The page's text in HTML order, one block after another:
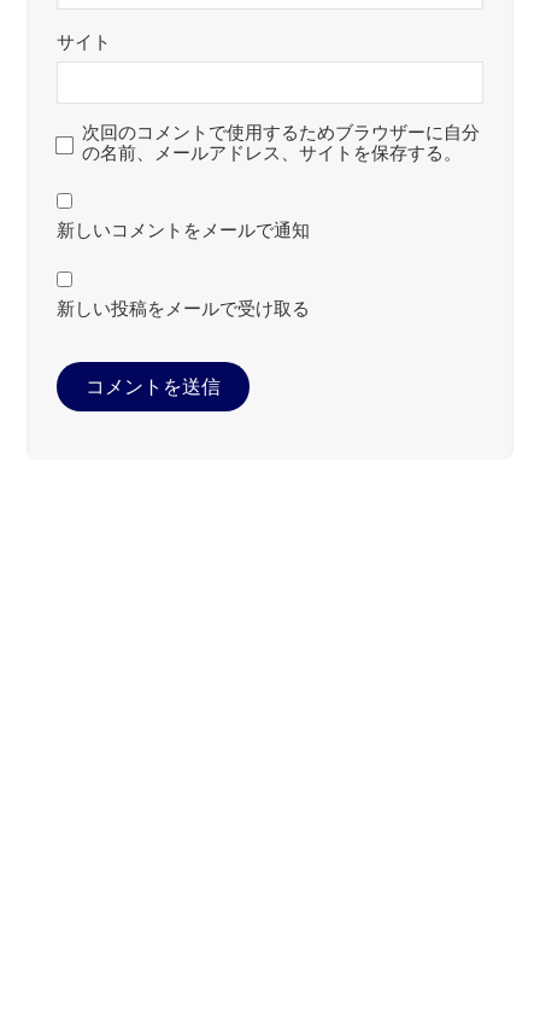
サイト
次回のコメントで使用するためブラウザーに自分
の名前、メールアドレス、サイトを保存する。
新しいコメントをメールで通知
新しい投稿をメールで受け取る